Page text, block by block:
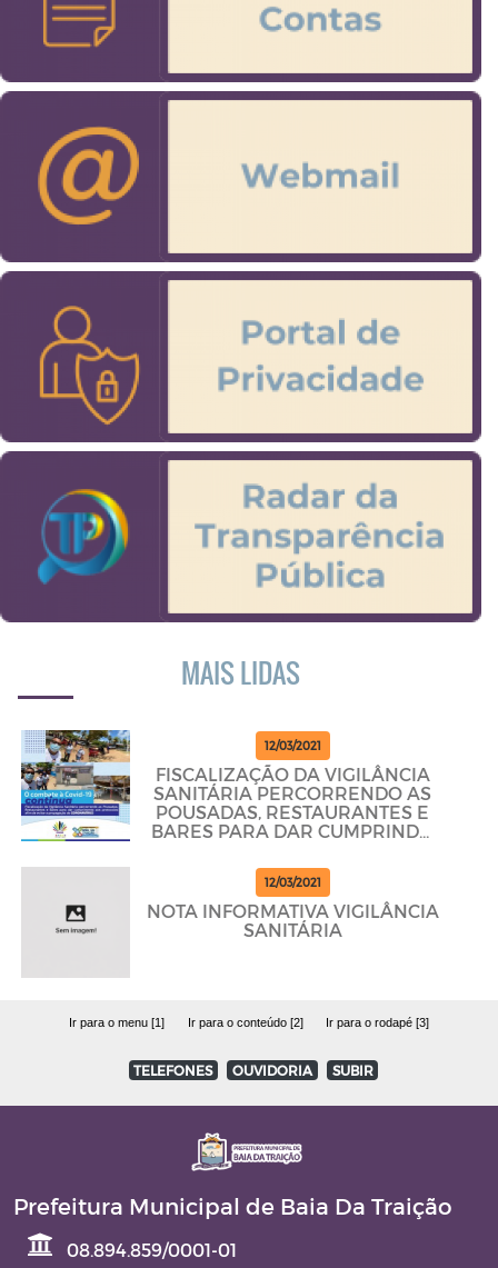
MAIS LIDAS
12/03/2021
FISCALIZAÇÃO DA VIGILÂNCIA
SANITÁRIA PERCORRENDO AS
POUSADAS, RESTAURANTES E
BARES PARA DAR CUMPRINDO
12/03/2021
NOTA INFORMATIVA VIGILÂNCIA
SANITÁRIA
Ir para o menu [1] Ir para o conteúdo [2] Ir para o rodapé [3]
TELEFONES OUVIDORIA SUBIR
Prefeitura Municipal de Baia Da Traição
08.894.859/0001-01